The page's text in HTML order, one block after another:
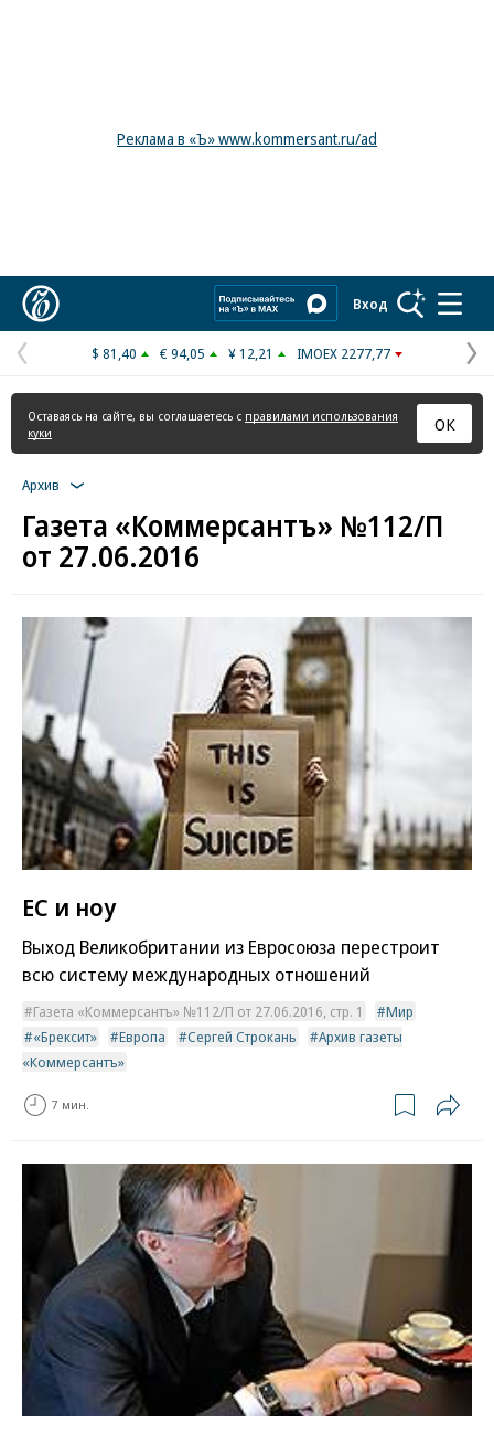
Реклама в «Ъ» www.kommersant.ru/ad
Вход
Предыдущая
страница
$ 81,40 € 94,05 ¥ 12,21 IMOEX 2277,77
Оставаясь на сайте, вы соглашаетесь с правилами использования
куки
ОК
Архив
Газета «Коммерсантъ» №112/П
от 27.06.2016
ЕС и ноу
Выход Великобритании из Евросоюза перестроит
всю систему международных отношений
Газета «Коммерсантъ» №112/П от 27.06.2016, стр. 1
Мир
«Брексит»
Европа Сергей Строкань
Архив газеты
«Коммерсантъ»
7 мин.